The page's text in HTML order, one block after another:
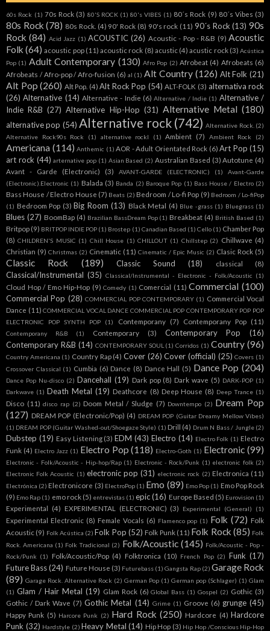
60s Rock (1) 70s Rock (3) 80'S ROCK (1) 80's VIBES (1) 80´s Rock (9) 80´s Vibes (3)
80s Rock (78) 80s Rock. (4) 90' Rock (8) 90's rock (11) 90´s Rock (13) 90s
Rock (84) Acid Jazz (1) ACOUSTIC (26) Acoustic - Pop - R&B (9) Acoustic
Folk (64) acoustic pop (11) acoustic rock (8) acustic (4) acustic rock (3) Acústica
Pop (1) Adult Contemporary (130) Afro Pop (2) Afrobeat (4) Afrobeats (6)
Afrobeats / Afro-pop / Afro-fusion (6) al (1) Alt Country (126) Alt Folk (21)
Alt Pop (260) Alt Pop. (4) Alt Rock Pop (54) ALT-FOLK (3) alternativa rock
(26) Alternative (14) Alternative - Indie (6) Alternative / Indie (1) Alternative /
Indie R&B (27) Alternative Hip-Hop (31) Alternative Metal (180)
alternative pop (54) Alternative rock (742) Alternative Rock. (2)
Alternative Rock90s Rock
(1) alternative rockl (1) Ambient (7) Ambient Rock (2)
Americana (114) Anthemic (1) AOR - Adult Orientated Rock (6) Art Pop (15)
art rock (44) arternative pop (1) Asian Based (2) Australian Based (3) Autotune (4)
Avant - Garde (Electronic)
(3) AVANT-GARDE (ELECTRONIC) (1)
Avant-Garde
(Electronic).Electronic (1) Balada (3) Banda (2) Baroque Pop (1) Bass House / Electro (2)
Bass House / Electro House (7) Beats (2) Bedroom / Lo-fi Pop (9) Bedroom / Lo-fiPop
(1) Bedroom Pop (3) Big Room (13) Black Metal (4) Blue -grass (1) Bluegrass (1)
Blues (27) BoomBap (4) Brazilian BassDream Pop (1) Breakbeat (4) British Based (1)
Britpop (9) BRITPOP INDIE POP (1) Brostep (1) Canadian Based (1) Cello (1) Chamber Pop
(8) CHILDREN'S MUSIC (1) Chill House (1) CHILLOUT (1) Chillstep (2) Chillwave (4)
Christian (9) Christmas (2) Cinematic (11) Cinematic / Epic Music (2) Clasic Rock (5)
Classic Rock (189) Classic Sound (18) classical (8)
Classical/Instrumental (35) Classical/Instrumental - Electronic - Folk/Acoustic (1)
Cloud Hop / Emo Hip-Hop (9) Comedy (1) Comercial (11) Commercial (100)
Commercial Pop (28) COMMERCIAL POP CONTEMPORARY (1) Commercial Vocal
Dance (11) COMMERCIAL VOCAL DANCE COMMERCIAL POP CONTEMPORARY POP POP
ELECTRONIC POP SYNTH POP
(1) Contemporany (7) Contemporany Pop (11)
Contemporany R&B (1) Contemporary (3) Contemporary Pop
(16)
Contemporary R&B (14) CONTEMPORARY SOUL (1) Corridos (1) Country (96)
Country Americana (1) Country Rap (4) Cover (26) Cover (official) (25) Covers (1)
Crossover Classical (1) Cumbia (6) Dance (8) Dance Hall (5) Dance Pop (204)
Dance Pop Nu-disco (2) Dancehall (19) Dark pop (8) Dark wave (5) DARK-POP (1)
Darkwave (1) Death Metal (19) Deathcore (8) Deep House (8) Deep Trance (1)
Disco (11) disco rap (2) Doom Metal / Sludge (7) Downtempo (2) Dream Pop
(127) DREAM POP (Electronic/Pop) (4) DREAM POP (Guitar Dreamy Mellow Vibes)
(1) DREAM POP (Guitar Washed-out/Shoegaze Style) (1) Drill (4) Drum N Bass / Jungle (2)
Dubstep (19) Easy Listening (3) EDM (43) Electro (14) Electro Folk (1) Electro
Funk (4) Electro Jazz (1) Electro Pop (118) Electro-Goth (1) Electronic (99)
Electronic - Folk/Acoustic - Hip-hop/Rap (1) Electronic - Rock/Punk (1) electronic folk (2)
Electronic Folk Acoustic (1) electronic pop (31) electronic rock (2) Electronica (11)
Electrónica (2) Electronicore (3) ElectroPop (1) Emo (89) Emo Pop (1) Emo Pop Rock
(9) Emo Rap (1) emo rock (5) entrevistas (1) epic (16) Europe Based (5) Eurovision (1)
Experimental (4) EXPERIMENTAL (ELECTRONIC) (3) Experimental (General) (1)
Experimental Electronic (8) Female Vocals (6) Flamenco pop (1) Folk (72) Folk
Acoustic (9) Folk Acústica (2) Folk Pop (52) Folk Punk (11) Folk Rock (85) Folk
Rock. Americana (1) Folk Tradicional (2) Folk/Acoustic (145) Folk/Acoustic - Pop -
Rock/Punk (1) Folk/Acoustic/Pop (4) Folktronica (10) French Pop (2) Funk (17)
Future Bass (24) Future House (3) Futurebass (1) Gangsta Rap (2) Garage Rock
(89) Garage Rock. Alternative Rock (2) German Pop (1) German pop (Schlager) (1) Glam
(1) Glam / Hair Metal (19) Glam Rock (6) Global Bass (1) Gospel (2) Gothic (3)
Gothic / Dark Wave (7) Gothic Metal (14) Grime (1) Groove (6) grunge (45)
Happy Punk (5) Harcore Punk (2) Hard Rock (250) Hardcore (4) Hardcore
Punk (32) Hardstyle (2) Heavy Metal (14) Hip Hop (3) Hip Hop /Conscious Hip-Hop